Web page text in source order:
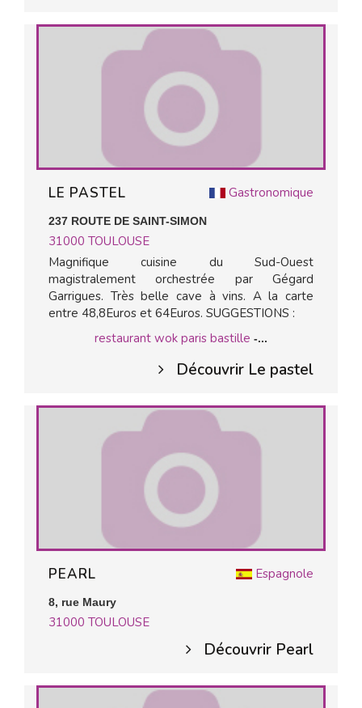
Gastronomique
LE PASTEL
237 ROUTE DE SAINT-SIMON
31000 TOULOUSE
Magnifique cuisine du Sud-Ouest
magistralement orchestrée par Gégard
Garrigues. Très belle cave à vins. A la carte
entre 48,8Euros et 64Euros. SUGGESTIONS :
restaurant wok paris bastille -...
Découvrir Le pastel
Espagnole
PEARL
8, rue Maury
31000 TOULOUSE
Découvrir Pearl